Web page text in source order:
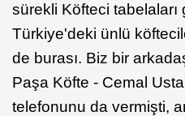
sürekli Köfteci tabelaları
Türkiye'deki ünlü
de burası. Biz bir
Paşa Köfte - Cemal
telefonunu da vermişti,